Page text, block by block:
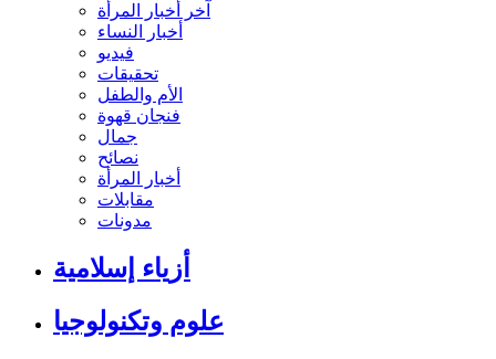
آخر أخبار المرأة
أخبار النساء
فيديو
تحقيقات
الأم والطفل
فنجان قهوة
جمال
نصائح
أخبار المرأة
مقابلات
مدونات
أزياء إسلامية
علوم وتكنولوجيا